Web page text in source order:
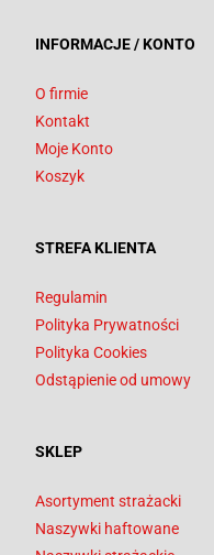
INFORMACJE / KONTO
O firmie
Kontakt
Moje Konto
Koszyk
STREFA KLIENTA
Regulamin
Polityka Prywatności
Polityka Cookies
Odstąpienie od umowy
SKLEP
Asortyment strażacki
Naszywki haftowane